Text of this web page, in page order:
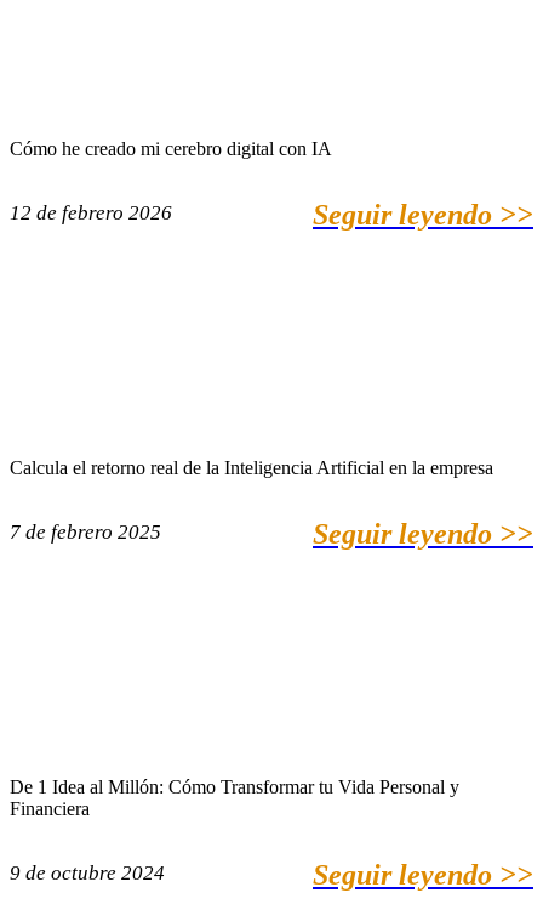
Cómo he creado mi cerebro digital con IA
12 de febrero 2026 Seguir leyendo >>
Calcula el retorno real de la Inteligencia Artificial en la empresa
7 de febrero 2025 Seguir leyendo >>
De 1 Idea al Millón: Cómo Transformar tu Vida Personal y
Financiera
9 de octubre 2024 Seguir leyendo >>